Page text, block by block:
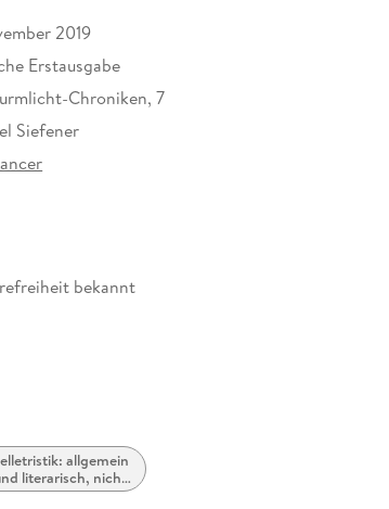
2019
Erstausgabe
Chroniken, 7
Siefener
Random House Verlagsgruppe GmbH, Neumarkter
bekannt
allgemein
literarisch, nicht
nach Genre